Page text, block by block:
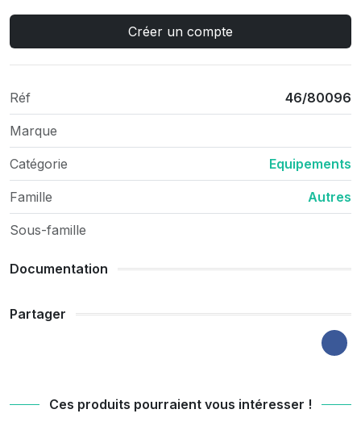
Créer un compte
Réf 46/80096
Marque
Catégorie Equipements
Famille Autres
Sous-famille
Documentation
Partager
Ces produits pourraient vous intéresser !